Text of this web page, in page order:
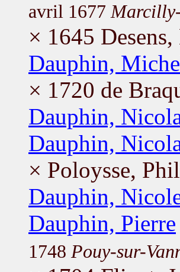
avril 1677
× 1645
Dauphin,
× 1720 de
Dauphin,
Dauphin,
× Poloysse,
Dauphin,
Dauphin, Pierre
1748 Pouy-sur-